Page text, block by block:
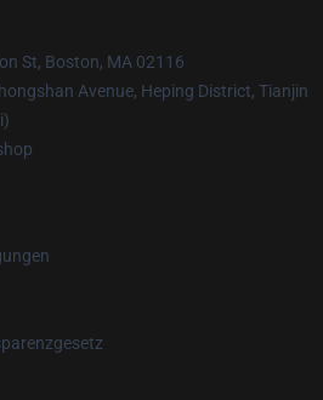
St, Boston, MA 02116
Avenue, Heping District, Tianjin